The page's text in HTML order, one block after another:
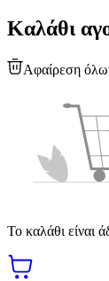
Καλάθι
Αφαίρεση
Το καλάθι είναι